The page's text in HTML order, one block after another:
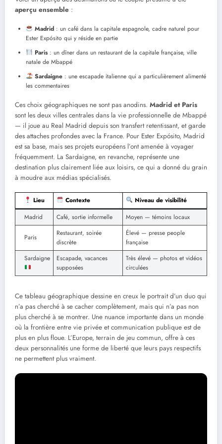
aperçu ensemble :
Madrid: un café dans la capitale espagnole, cadre naturel pour
Ester Expósito qui y réside en partie
Paris: un dîner dans un restaurant de la capitale française, ville
natale de Mbappé
Sardaigne: une escapade italienne qui a particulièrement alimenté
les commentaires
Ces choix géographiques ne sont pas anodins. Madrid et Paris
sont les deux villes centrales dans la vie professionnelle de Mbappé
— il joue au Real Madrid depuis son transfert retentissant, et garde
des attaches profondes avec la France. Pour Ester Expósito, Madrid
est sa base, mais ses projets européens l’ont amenée à voyager
fréquemment. La Sardaigne, en revanche, représente une
destination plus clairement liée aux loisirs, ce qui a donné du grain
à moudre aux médias spécialisés.
Lieu Contexte
Niveau de visibilité
Madrid
Café, sortie informelle Moyen — témoins locaux
Paris
Restaurant, soirée
discrète
Élevé — presse people
française
Sardaigne
Escapade, vacances
supposées
Très élevé — photos et vidéos
circulées
Ce tableau géographique dessine en creux le portrait d’un duo qui
n’a pas cherché à se cacher complètement, mais qui n’a pas non
plus cherché à se montrer. Une nuance importante dans un monde
où la frontière entre vie privée et communication publique est de
plus en plus floue. L’Europe, terrain de jeu commun, offre à ces
deux personnalités une forme de liberté que leurs pays respectifs
ne permettent plus vraiment.